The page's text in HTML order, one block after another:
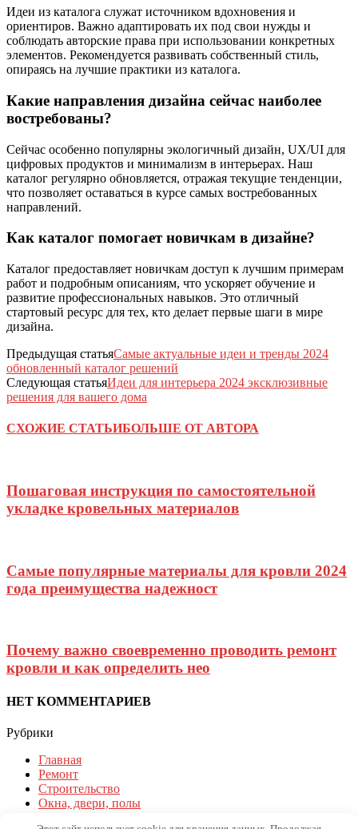
Идеи из каталога служат источником вдохновения и
ориентиров. Важно адаптировать их под свои нужды и
соблюдать авторские права при использовании конкретных
элементов. Рекомендуется развивать собственный стиль,
опираясь на лучшие практики из каталога.
Какие направления дизайна сейчас наиболее
востребованы?
Сейчас особенно популярны экологичный дизайн, UX/UI для
цифровых продуктов и минимализм в интерьерах. Наш
каталог регулярно обновляется, отражая текущие тенденции,
что позволяет оставаться в курсе самых востребованных
направлений.
Как каталог помогает новичкам в дизайне?
Каталог предоставляет новичкам доступ к лучшим примерам
работ и подробным описаниям, что ускоряет обучение и
развитие профессиональных навыков. Это отличный
стартовый ресурс для тех, кто делает первые шаги в мире
дизайна.
Предыдущая статьяСамые актуальные идеи и тренды 2024
обновленный каталог решений
Следующая статьяИдеи для интерьера 2024 эксклюзивные
решения для вашего дома
СХОЖИЕ СТАТЬИБОЛЬШЕ ОТ АВТОРА
Пошаговая инструкция по самостоятельной
укладке кровельных материалов
Самые популярные материалы для кровли 2024
года преимущества надежност
Почему важно своевременно проводить ремонт
кровли и как определить нео
НЕТ КОММЕНТАРИЕВ
Рубрики
Главная
Ремонт
Строительство
Окна, двери, полы